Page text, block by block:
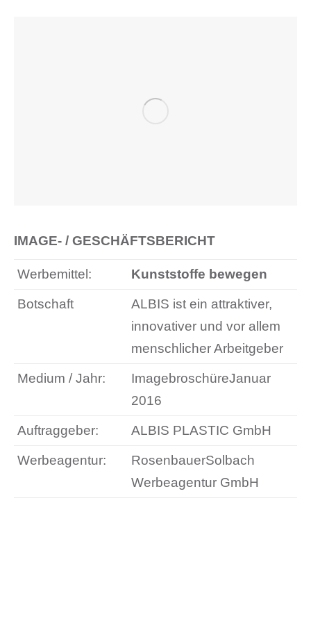
IMAGE- / GESCHÄFTSBERICHT
Werbemittel: Kunststoffe bewegen
Botschaft
ALBIS ist ein attraktiver,
innovativer und vor allem
menschlicher Arbeitgeber
Medium / Jahr:
ImagebroschüreJanuar
2016
Auftraggeber: ALBIS PLASTIC GmbH
Werbeagentur:
RosenbauerSolbach
Werbeagentur GmbH